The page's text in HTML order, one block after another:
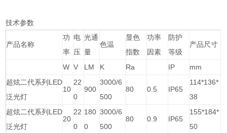
技术参数
产品名称
功
率
电
压
光通
量
色温
显色
指数
功率
因素
防护
等级
产品尺寸
W V LM K Ra IP
mm
超炫二代系列LED
泛光灯
10
22
0
900
3000/6
500
80 0.5 IP65
114*136*
38
超炫二代系列LED
泛光灯
20
22
0
180
0
3000/6
500
80 0.9 IP65
155*184*
50